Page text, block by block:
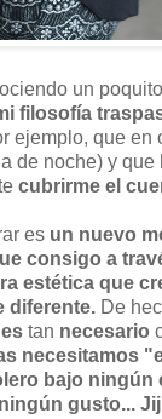
un
filosofía
ejemplo, que en
de noche) y que
cubrirme el
es un nuevo
consigo a
estética que
diferente. De
tan necesario
necesitamos
bajo ningún
gusto...